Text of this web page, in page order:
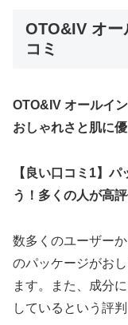
OTO&IV オー
コミ
OTO&IV オールイ
おしゃれさと肌に
【良い口コミ1】
う！多くの人が高評
数多くのユーザー
のパッケージがお
ます。また、成分
しているという評判